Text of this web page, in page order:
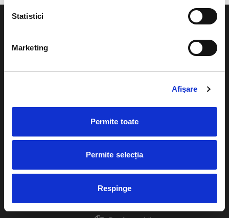
Statistici
Marketing
Afişare
Permite toate
Permite selecția
Respinge
Cum comand bilete?
Plata online sau cash
Livrare prin curier
Returnare bilete
Diverse